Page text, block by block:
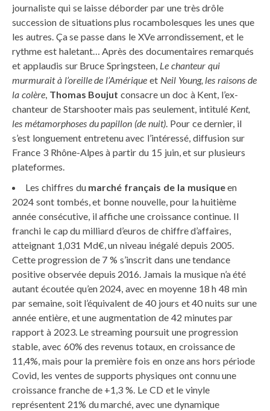
journaliste qui se laisse déborder par une très drôle
succession de situations plus rocambolesques les unes que
les autres. Ça se passe dans le XVe arrondissement, et le
rythme est haletant… Après des documentaires remarqués
et applaudis sur Bruce Springsteen, Le chanteur qui
murmurait à l’oreille de l’Amérique et Neil Young, les raisons de
la colère, Thomas Boujut consacre un doc à Kent, l’ex-
chanteur de Starshooter mais pas seulement, intitulé Kent,
les métamorphoses du papillon (de nuit). Pour ce dernier, il
s’est longuement entretenu avec l’intéressé, diffusion sur
France 3 Rhône-Alpes à partir du 15 juin, et sur plusieurs
plateformes.
Les chiffres du marché français de la musiqueen
2024 sont tombés, et bonne nouvelle, pour la huitième
année consécutive, il affiche une croissance continue. Il
franchi le cap du milliard d’euros de chiffre d’affaires,
atteignant 1,031 Md€, un niveau inégalé depuis 2005.
Cette progression de 7 % s’inscrit dans une tendance
positive observée depuis 2016. Jamais la musique n’a été
autant écoutée qu’en 2024, avec en moyenne 18 h 48 min
par semaine, soit l’équivalent de 40 jours et 40 nuits sur une
année entière, et une augmentation de 42 minutes par
rapport à 2023. Le streaming poursuit une progression
stable, avec 60% des revenus totaux, en croissance de
11,4%, mais pour la première fois en onze ans hors période
Covid, les ventes de supports physiques ont connu une
croissance franche de +1,3 %. Le CD et le vinyle
représentent 21% du marché, avec une dynamique